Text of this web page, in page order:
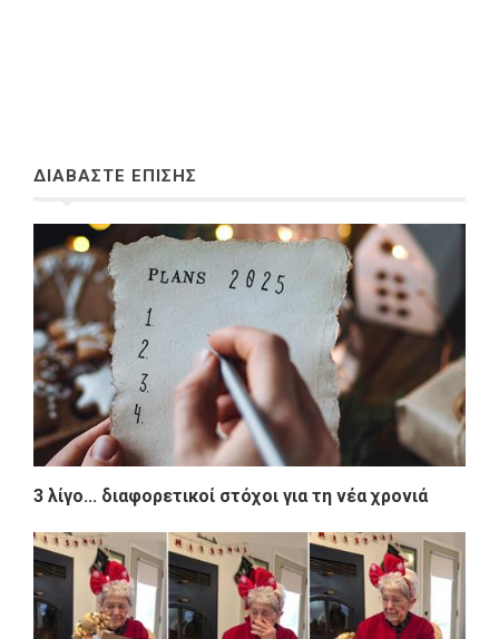
ΔΙΑΒΑΣΤΕ ΕΠΙΣΗΣ
3 λίγο... διαφορετικοί στόχοι για τη νέα χρονιά